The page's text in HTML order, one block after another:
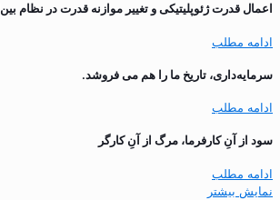
اعمال قدرت ژئوپلیتیکی و تغییر موازنه قدرت در نظام
ادامه مطلب
سرمایه‌داری، تاریخ ما را هم می فروشد.
ادامه مطلب
سود از آنِ کارفرما، مرگ از آنِ کارگر
ادامه مطلب
نمایش بیشتر